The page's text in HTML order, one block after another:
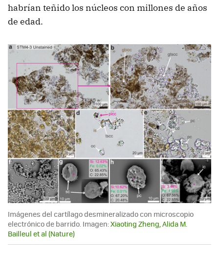
habrían teñido los núcleos con millones de años
de edad.
Imágenes del cartílago desmineralizado con microscopio
electrónico de barrido. Imagen:Xiaoting Zheng, Alida M.
Bailleul et al (Nature)